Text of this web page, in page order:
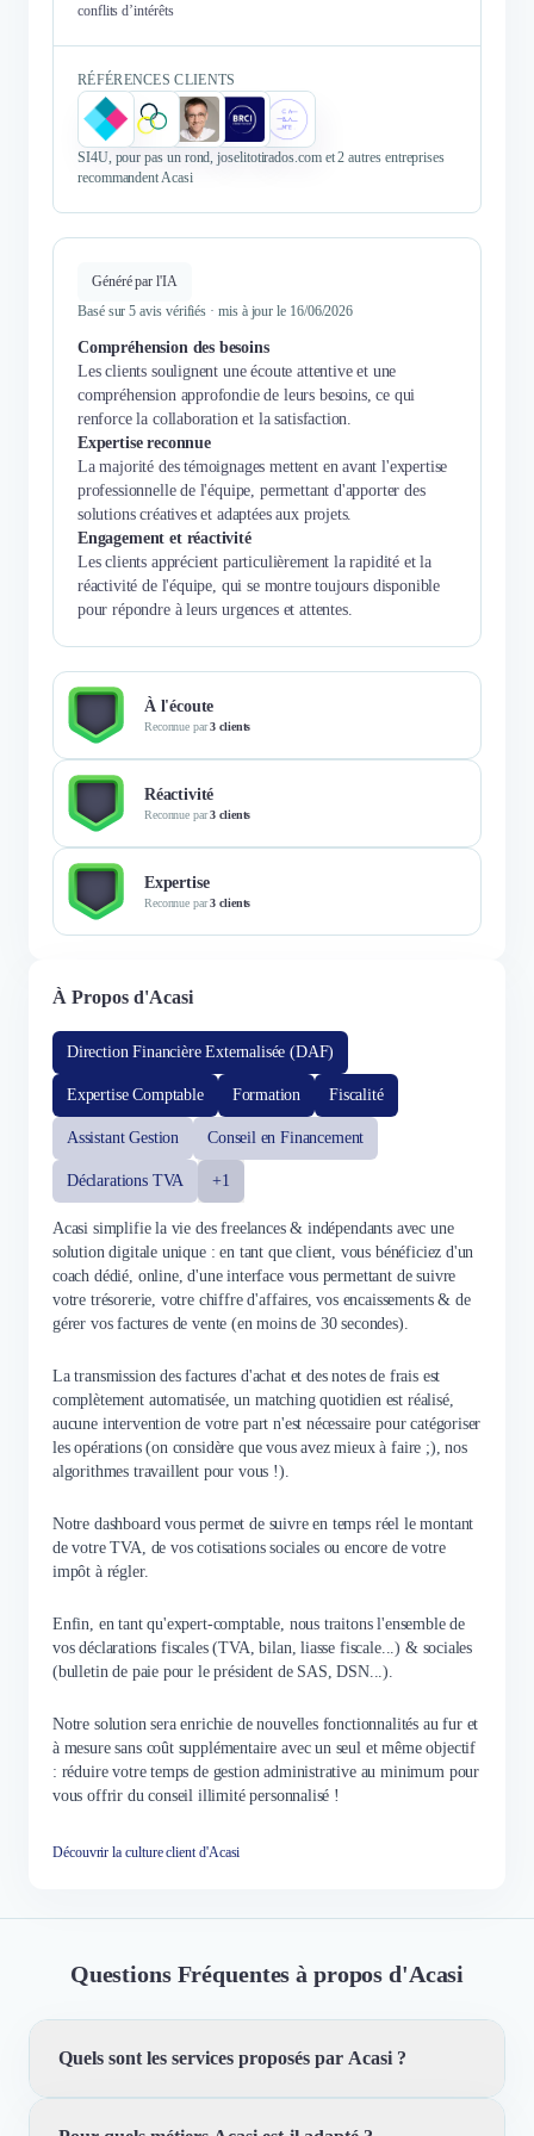
conflits d’intérêts
RÉFÉRENCES CLIENTS
SI4U, pour pas un rond, joselitotirados.com et 2 autres entreprises
recommandent Acasi
Généré par l'IA
Basé sur 5 avis vérifiés · mis à jour le 16/06/2026
Compréhension des besoins
Les clients soulignent une écoute attentive et une
compréhension approfondie de leurs besoins, ce qui
renforce la collaboration et la satisfaction.
Expertise reconnue
La majorité des témoignages mettent en avant l'expertise
professionnelle de l'équipe, permettant d'apporter des
solutions créatives et adaptées aux projets.
Engagement et réactivité
Les clients apprécient particulièrement la rapidité et la
réactivité de l'équipe, qui se montre toujours disponible
pour répondre à leurs urgences et attentes.
À l'écoute
Reconnue par3 clients
Réactivité
Reconnue par3 clients
Expertise
Reconnue par3 clients
À Propos d'Acasi
Direction Financière Externalisée (DAF)
Expertise Comptable Formation Fiscalité
Assistant Gestion Conseil en Financement
Déclarations TVA +1
Acasi simplifie la vie des freelances & indépendants avec une
solution digitale unique : en tant que client, vous bénéficiez d'un
coach dédié, online, d'une interface vous permettant de suivre
votre trésorerie, votre chiffre d'affaires, vos encaissements & de
gérer vos factures de vente (en moins de 30 secondes).
La transmission des factures d'achat et des notes de frais est
complètement automatisée, un matching quotidien est réalisé,
aucune intervention de votre part n'est nécessaire pour catégoriser
les opérations (on considère que vous avez mieux à faire ;), nos
algorithmes travaillent pour vous !).
Notre dashboard vous permet de suivre en temps réel le montant
de votre TVA, de vos cotisations sociales ou encore de votre
impôt à régler.
Enfin, en tant qu'expert-comptable, nous traitons l'ensemble de
vos déclarations fiscales (TVA, bilan, liasse fiscale...) & sociales
(bulletin de paie pour le président de SAS, DSN...).
Notre solution sera enrichie de nouvelles fonctionnalités au fur et
à mesure sans coût supplémentaire avec un seul et même objectif
: réduire votre temps de gestion administrative au minimum pour
vous offrir du conseil illimité personnalisé !
Découvrir la culture client d'Acasi
Questions Fréquentes à propos d'Acasi
Quels sont les services proposés par Acasi ?